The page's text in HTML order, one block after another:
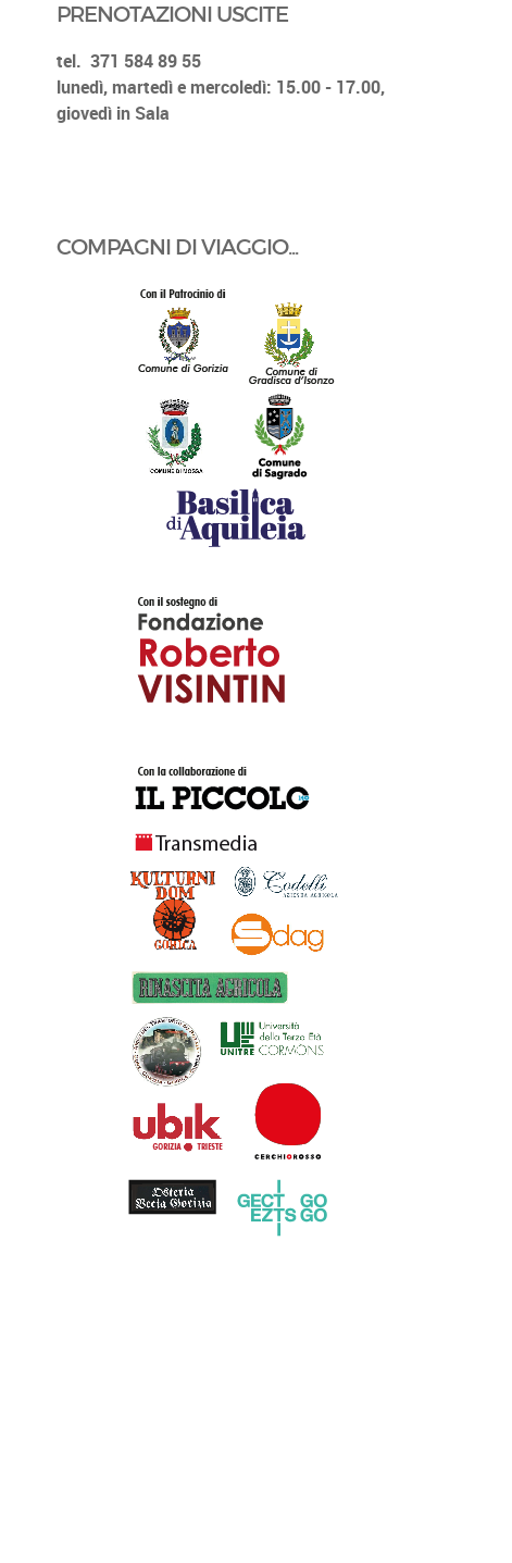
PRENOTAZIONI USCITE
tel. 371 584 89 55
lunedì, martedì e mercoledì: 15.00 - 17.00,
giovedì in Sala
COMPAGNI DI VIAGGIO...